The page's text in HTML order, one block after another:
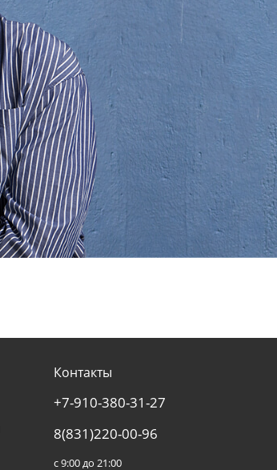
Контакты
+7-910-380-31-27
8(831)220-00-96
с 9:00 до 21:00